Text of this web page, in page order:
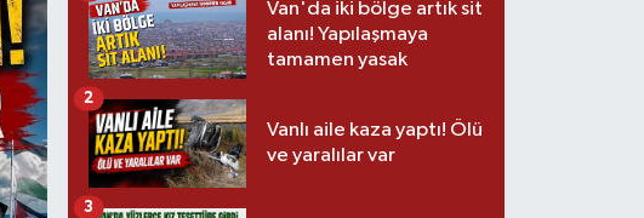
Van'da iki bölge artık sit
alanı! Yapılaşmaya
tamamen yasak
Vanlı aile kaza yaptı! Ölü
ve yaralılar var
2
3